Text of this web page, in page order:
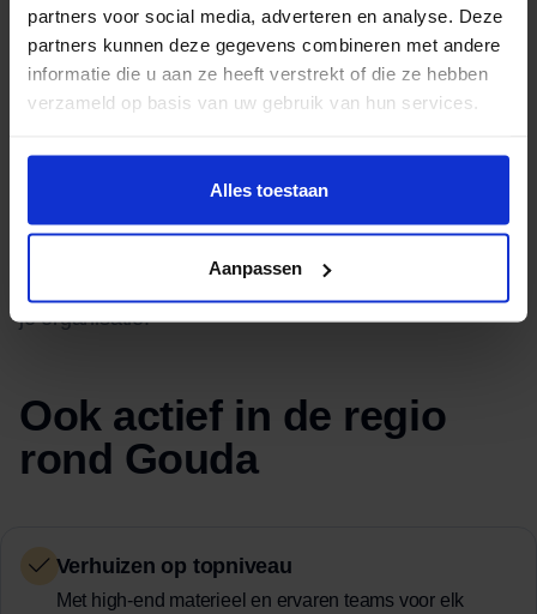
partners voor social media, adverteren en analyse. Deze
partners kunnen deze gegevens combineren met andere
informatie die u aan ze heeft verstrekt of die ze hebben
verzameld op basis van uw gebruik van hun services.
Alles toestaan
Aanpassen
Vooraf maken we een gedetailleerd projectplan:
welke afdelingen wanneer worden verhuisd, hoe we
met apparatuur omgaan en hoe we overlast voor
Wij denken verder dan dozen sjouwen. Wij verhuizen
je organisatie.
Ook actief in de regio
rond Gouda
Verhuizen op topniveau
Met high-end materieel en ervaren teams voor elk